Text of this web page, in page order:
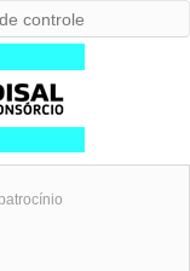
controle
patrocínio